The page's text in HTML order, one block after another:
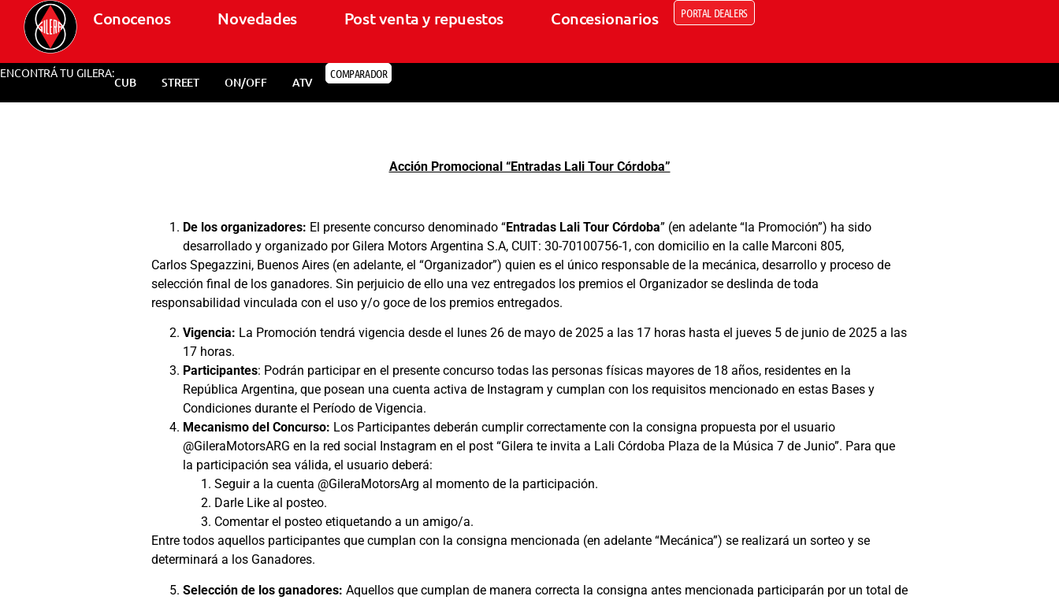
Conocenos Novedades Post venta y repuestos Concesionarios PORTAL DEALERS
ENCONTRÁ TU GILERA:
CUB STREET ON/OFF ATV
COMPARADOR
Acción Promocional “Entradas Lali Tour Córdoba”
De los organizadores: El presente concurso denominado “Entradas Lali Tour Córdoba” (en adelante “la Promoción”) ha sido
desarrollado y organizado por Gilera Motors Argentina S.A, CUIT: 30-70100756-1, con domicilio en la calle Marconi 805,
Carlos Spegazzini, Buenos Aires (en adelante, el “Organizador”) quien es el único responsable de la mecánica, desarrollo y proceso de
selección final de los ganadores. Sin perjuicio de ello una vez entregados los premios el Organizador se deslinda de toda
responsabilidad vinculada con el uso y/o goce de los premios entregados.
Vigencia: La Promoción tendrá vigencia desde el lunes 26 de mayo de 2025 a las 17 horas hasta el jueves 5 de junio de 2025 a las
17 horas.
Participantes: Podrán participar en el presente concurso todas las personas físicas mayores de 18 años, residentes en la
República Argentina, que posean una cuenta activa de Instagram y cumplan con los requisitos mencionado en estas Bases y
Condiciones durante el Período de Vigencia.
Mecanismo del Concurso: Los Participantes deberán cumplir correctamente con la consigna propuesta por el usuario
@GileraMotorsARG en la red social Instagram en el post “Gilera te invita a Lali Córdoba Plaza de la Música 7 de Junio”. Para que
la participación sea válida, el usuario deberá:
Seguir a la cuenta @GileraMotorsArg al momento de la participación.
Darle Like al posteo.
Comentar el posteo etiquetando a un amigo/a.
Entre todos aquellos participantes que cumplan con la consigna mencionada (en adelante “Mecánica”) se realizará un sorteo y se
determinará a los Ganadores.
Selección de los ganadores: Aquellos que cumplan de manera correcta la consigna antes mencionada participarán por un total de